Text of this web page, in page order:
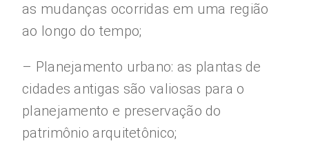
as mudanças ocorridas em uma região
ao longo do tempo;
– Planejamento urbano: as plantas de
cidades antigas são valiosas para o
planejamento e preservação do
patrimônio arquitetônico;